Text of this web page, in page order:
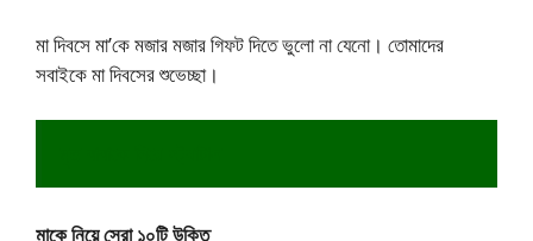
মা দিবসে মা’কে মজার মজার গিফট দিতে ভুলো না যেনো। তোমাদের
সবাইকে মা দিবসের শুভেচ্ছা।
মাকে নিয়ে সেরা ১০টি উক্তি